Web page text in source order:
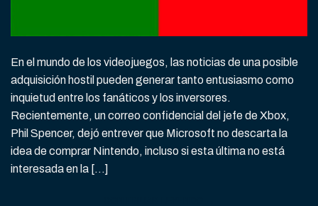
En el mundo de los videojuegos, las noticias de una posible
adquisición hostil pueden generar tanto entusiasmo como
inquietud entre los fanáticos y los inversores.
Recientemente, un correo confidencial del jefe de Xbox,
Phil Spencer, dejó entrever que Microsoft no descarta la
idea de comprar Nintendo, incluso si esta última no está
interesada en la […]